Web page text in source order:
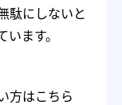
駄にしないと
ます。
方はこちら